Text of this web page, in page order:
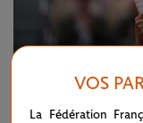
VOS
La Fédération